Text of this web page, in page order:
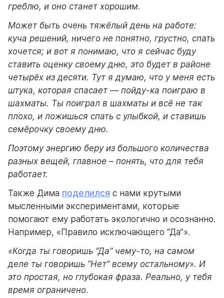
греблю, и оно станет хорошим.
Может быть очень тяжёлый день на работе:
куча решений, ничего не понятно, грустно, спать
хочется; и вот я понимаю, что я сейчас буду
ставить оценку своему дню, это будет в районе
четырёх из десяти. Тут я думаю, что у меня есть
штука, которая спасает — пойду-ка поиграю в
шахматы. Ты поиграл в шахматы и всё не так
плохо, и ложишься спать с улыбкой, и ставишь
семёрочку своему дню.
Поэтому энергию беру из большого количества
разных вещей, главное – понять, что для тебя
работает.
Также Дима поделился с нами крутыми
мысленными экспериментами, которые
помогают ему работать экологично и осознанно.
Например, «Правило исключающего “Да”».
«Когда ты говоришь “Да” чему-то, на самом
деле ты говоришь “Нет” всему остальному». И
это простая, но глубокая фраза. Реально, у тебя
время ограничено.